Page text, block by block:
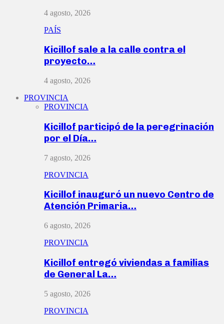
4 agosto, 2026
PAÍS
Kicillof sale a la calle contra el
proyecto…
4 agosto, 2026
PROVINCIA
PROVINCIA
Kicillof participó de la peregrinación
por el Día…
7 agosto, 2026
PROVINCIA
Kicillof inauguró un nuevo Centro de
Atención Primaria…
6 agosto, 2026
PROVINCIA
Kicillof entregó viviendas a familias
de General La…
5 agosto, 2026
PROVINCIA